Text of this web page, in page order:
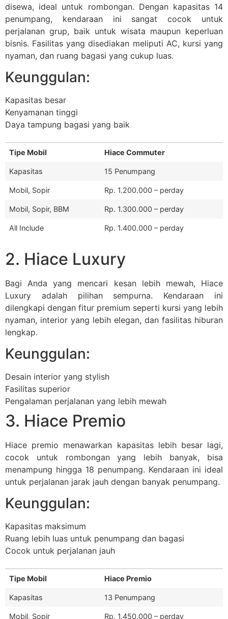
disewa, ideal untuk rombongan. Dengan kapasitas 14
penumpang, kendaraan ini sangat cocok untuk
perjalanan grup, baik untuk wisata maupun keperluan
bisnis. Fasilitas yang disediakan meliputi AC, kursi yang
nyaman, dan ruang bagasi yang cukup luas.
Keunggulan:
Kapasitas besar
Kenyamanan tinggi
Daya tampung bagasi yang baik
Tipe Mobil Hiace Commuter
Kapasitas 15 Penumpang
Mobil, Sopir Rp. 1.200.000 – perday
Mobil, Sopir, BBM Rp. 1.300.000 – perday
All Include Rp. 1.400.000 – perday
2. Hiace Luxury
Bagi Anda yang mencari kesan lebih mewah, Hiace
Luxury adalah pilihan sempurna. Kendaraan ini
dilengkapi dengan fitur premium seperti kursi yang lebih
nyaman, interior yang lebih elegan, dan fasilitas hiburan
lengkap.
Keunggulan:
Desain interior yang stylish
Fasilitas superior
Pengalaman perjalanan yang lebih mewah
3. Hiace Premio
Hiace premio menawarkan kapasitas lebih besar lagi,
cocok untuk rombongan yang lebih banyak, bisa
menampung hingga 18 penumpang. Kendaraan ini ideal
untuk perjalanan jarak jauh dengan banyak penumpang.
Keunggulan:
Kapasitas maksimum
Ruang lebih luas untuk penumpang dan bagasi
Cocok untuk perjalanan jauh
Tipe Mobil Hiace Premio
Kapasitas 13 Penumpang
Mobil, Sopir Rp. 1.450.000 – perday